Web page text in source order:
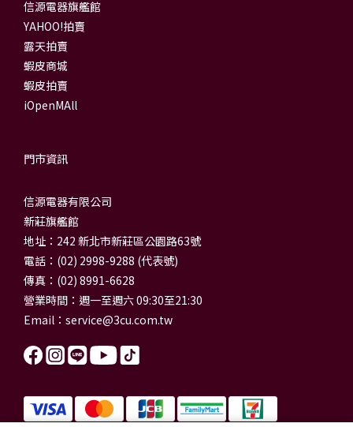
信源電器旗艦館
YAHOO!拍賣
露天拍賣
蝦皮商城
蝦皮拍賣
iOpenMAll
門市資訊
信源電器有限公司
新莊旗艦館
地址：242 新北市新莊區公園路63號
電話：(02) 2998-9288 (代表號)
傳真：(02) 8991-6628
營業時間：週一至週六 09:30至21:30
Email： service@3cu.com.tw